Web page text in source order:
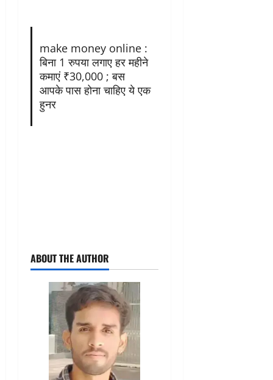
make money online :
बिना 1 रुपया लगाए हर महीने
कमाएं ₹30,000 ; बस
आपके पास होना चाहिए ये एक
हुनर
ABOUT THE AUTHOR